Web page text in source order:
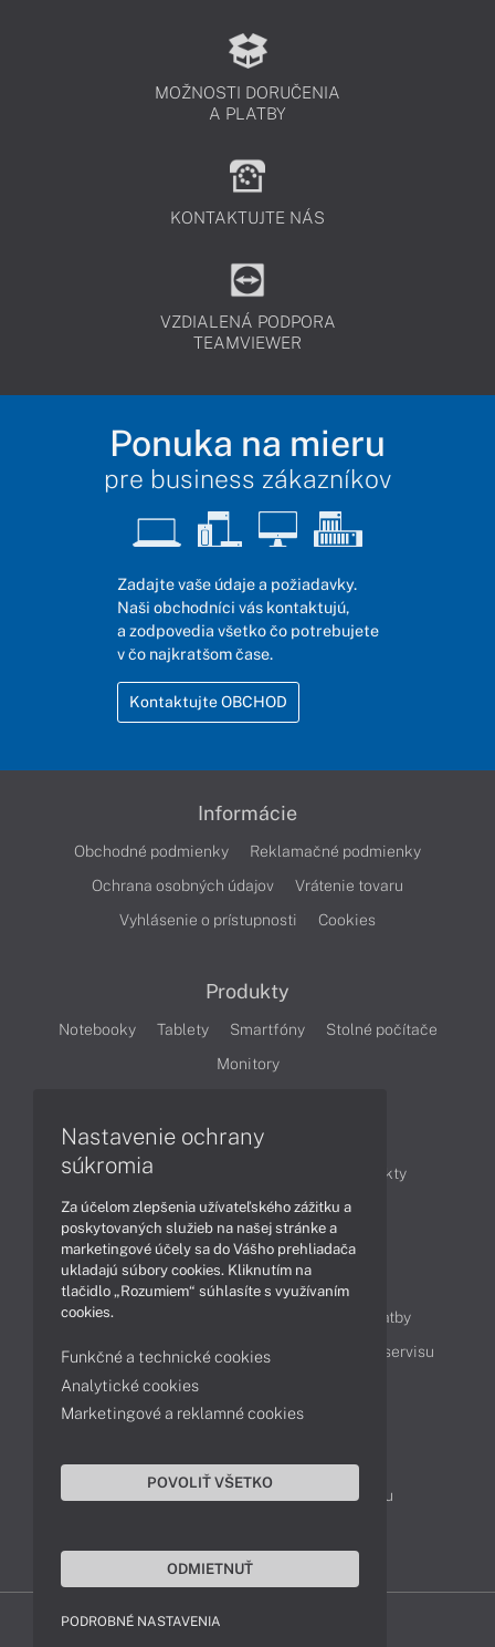
MOŽNOSTI DORUČENIA
A PLATBY
KONTAKTUJTE NÁS
VZDIALENÁ PODPORA
TEAMVIEWER
Ponuka na mieru
pre business zákazníkov
Zadajte vaše údaje a požiadavky.
Naši obchodníci vás kontaktujú,
a zodpovedia všetko čo potrebujete
v čo najkratšom čase.
Kontaktujte OBCHOD
Informácie
Obchodné podmienky
Reklamačné podmienky
Ochrana osobných údajov
Vrátenie tovaru
Vyhlásenie o prístupnosti
Cookies
Produkty
Notebooky Tablety Smartfóny
Stolné počítače
Monitory
Články
Obchodné informácie
Produkty
Technológie
Videá
Obsah
Ako nakupovať
Možnosti doručenia a platby
Podpora a servis
Servisné služby Cenník servisu
Kontakty
043 4224 771
Obchodné oddelenie
Reklamácia tovaru
Nastavenie ochrany
súkromia
Za účelom zlepšenia užívateľského zážitku a
poskytovaných služieb na našej stránke a
marketingové účely sa do Vášho prehliadača
ukladajú súbory cookies. Kliknutím na
tlačidlo „Rozumiem“ súhlasíte s využívaním
cookies.
Funkčné a technické cookies
Analytické cookies
Marketingové a reklamné cookies
POVOLIŤ VŠETKO
ODMIETNUŤ
PODROBNÉ NASTAVENIA